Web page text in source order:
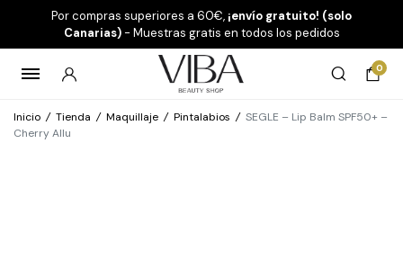
Por compras superiores a 60€, ¡envío gratuito! (solo
Canarias)- Muestras gratis en todos los pedidos
0
Inicio / Tienda / Maquillaje / Pintalabios / SEGLE – Lip Balm SPF50+ –
Cherry Allu